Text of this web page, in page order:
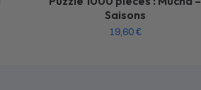
Saisons
19,60€